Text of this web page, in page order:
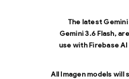
The latest
Gemini 3.6 Flash,
use with Firebase
All Imagen models will